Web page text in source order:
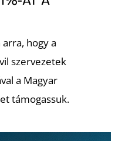
hogy a
szervezetek
a Magyar
támogassuk.